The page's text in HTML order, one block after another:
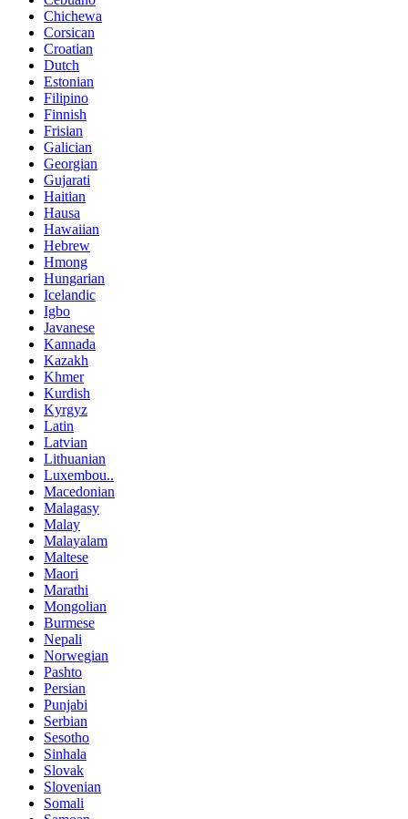
Chichewa
Corsican
Croatian
Dutch
Estonian
Filipino
Finnish
Frisian
Galician
Georgian
Gujarati
Haitian
Hausa
Hawaiian
Hebrew
Hmong
Hungarian
Icelandic
Igbo
Javanese
Kannada
Kazakh
Khmer
Kurdish
Kyrgyz
Latin
Latvian
Lithuanian
Luxembou..
Macedonian
Malagasy
Malay
Malayalam
Maltese
Maori
Marathi
Mongolian
Burmese
Nepali
Norwegian
Pashto
Persian
Punjabi
Serbian
Sesotho
Sinhala
Slovak
Slovenian
Somali